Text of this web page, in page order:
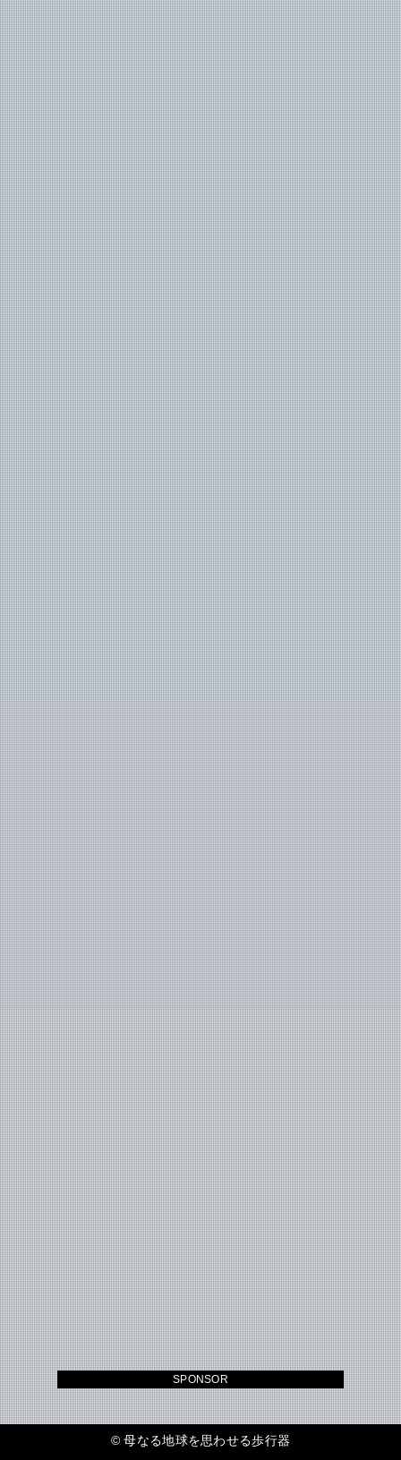
©母なる地球を思わせる歩行器
SPONSOR